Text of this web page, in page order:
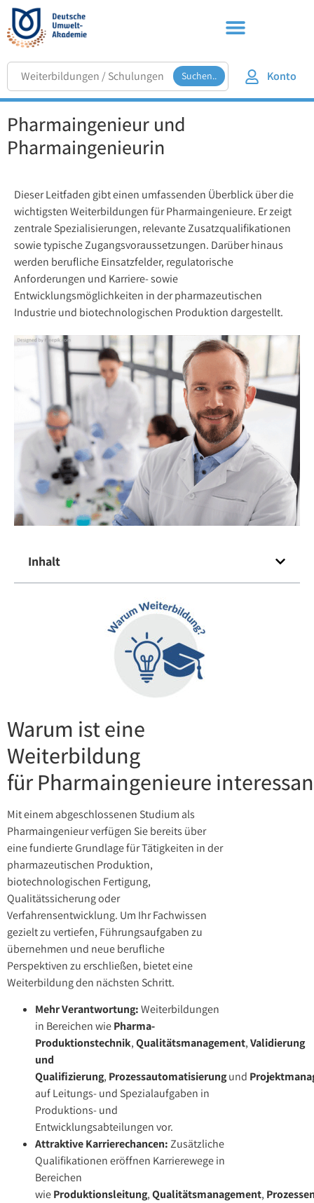
Suchen.. Konto
Pharmaingenieur und
Pharmaingenieurin
Dieser Leitfaden gibt einen umfassenden Überblick über die
wichtigsten Weiterbildungen für Pharmaingenieure. Er zeigt
zentrale Spezialisierungen, relevante Zusatzqualifikationen
sowie typische Zugangsvoraussetzungen. Darüber hinaus
werden berufliche Einsatzfelder, regulatorische
Anforderungen und Karriere- sowie
Entwicklungsmöglichkeiten in der pharmazeutischen
Industrie und biotechnologischen Produktion dargestellt.
Inhalt
Warum ist eine
Weiterbildung
für Pharmaingenieure
Mit einem abgeschlossenen Studium als
Pharmaingenieur verfügen Sie bereits über
eine fundierte Grundlage für Tätigkeiten in der
pharmazeutischen Produktion,
biotechnologischen Fertigung,
Qualitätssicherung oder
Verfahrensentwicklung. Um Ihr Fachwissen
gezielt zu vertiefen, Führungsaufgaben zu
übernehmen und neue berufliche
Perspektiven zu erschließen, bietet eine
Weiterbildung den nächsten Schritt.
Mehr Verantwortung:Weiterbildungen
in Bereichen wiePharma-
Produktionstechnik,Qualitätsmanagement,Validierung
und
Qualifizierung, Prozessautomatisierungund
auf Leitungs- und Spezialaufgaben in
Produktions- und
Entwicklungsabteilungen vor.
Attraktive Karrierechancen:Zusätzliche
Qualifikationen eröffnen Karrierewege in
Bereichen
wieProduktionsleitung,Qualitätsmanagement,